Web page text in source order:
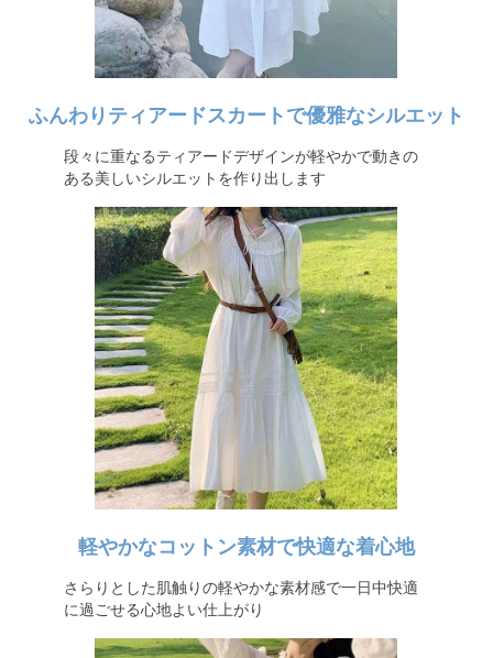
ふんわりティアードスカートで優雅なシルエット
段々に重なるティアードデザインが軽やかで動きの
ある美しいシルエットを作り出します
軽やかなコットン素材で快適な着心地
さらりとした肌触りの軽やかな素材感で一日中快適
に過ごせる心地よい仕上がり